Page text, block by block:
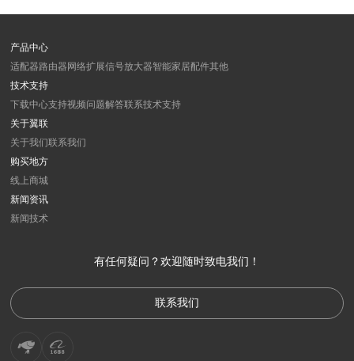
产品中心
适配器路由器 网络扩展信号放大器智能家居配件其他
技术支持
下载中心支持视频问题解答联系技术支持
关于翼联
关于我们联系我们
购买地方
线上商城
新闻资讯
新闻技术
有任何疑问？欢迎随时致电我们！
联系我们